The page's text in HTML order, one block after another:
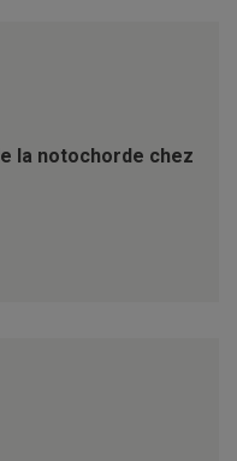
la notochorde chez